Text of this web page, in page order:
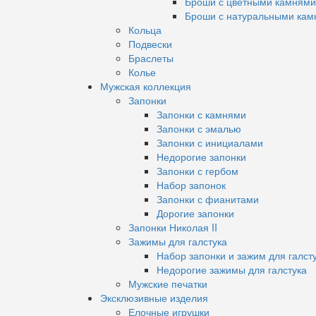
Броши с натуральными
Кольца
Подвески
Браслеты
Колье
Мужская коллекция
Запонки
Запонки с камнями
Запонки с эмалью
Запонки с инициалами
Недорогие запонки
Запонки с гербом
Набор запонок
Запонки с фианитами
Дорогие запонки
Запонки Николая II
Зажимы для галстука
Набор запонки и зажим для
Недорогие зажимы для галстука
Мужские печатки
Эксклюзивные изделия
Елочные игрушки